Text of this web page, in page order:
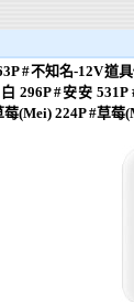
#不知名-12V道
296P #安安
莓(Mei) 224P #草